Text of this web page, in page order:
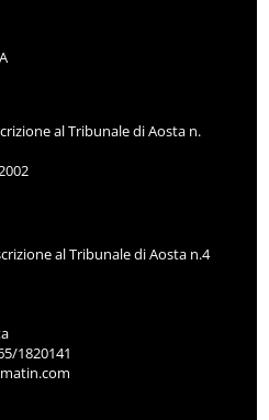
al Tribunale di Aosta n.
al Tribunale di Aosta n.4
1820141